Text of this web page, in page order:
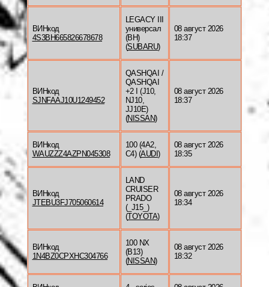
ВИНкод
4S3BH665826678678
LEGACY III
универсал
(BH)
(SUBARU)
08 август 2026
18:37
ВИНкод
SJNFAAJ10U1249452
QASHQAI /
QASHQAI
+2 I (J10,
NJ10,
JJ10E)
(NISSAN)
08 август 2026
18:37
ВИНкод
WAUZZZ4AZPN045308
100 (4A2,
C4) (AUDI )
08 август 2026
18:35
ВИНкод
JTEBU3FJ705060614
LAND
CRUISER
PRADO
(_J15_)
(TOYOTA)
08 август 2026
18:34
ВИНкод
1N4BZ0CPXHC304766
100 NX
(B13)
(NISSAN)
08 август 2026
18:32